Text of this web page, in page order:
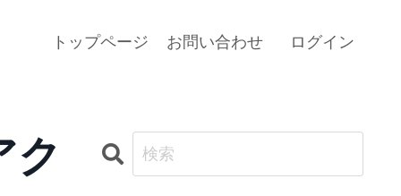
トップページ お問い合わせ ログイン
ク